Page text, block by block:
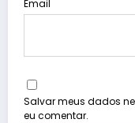
Email
Salvar meus dados
eu comentar.